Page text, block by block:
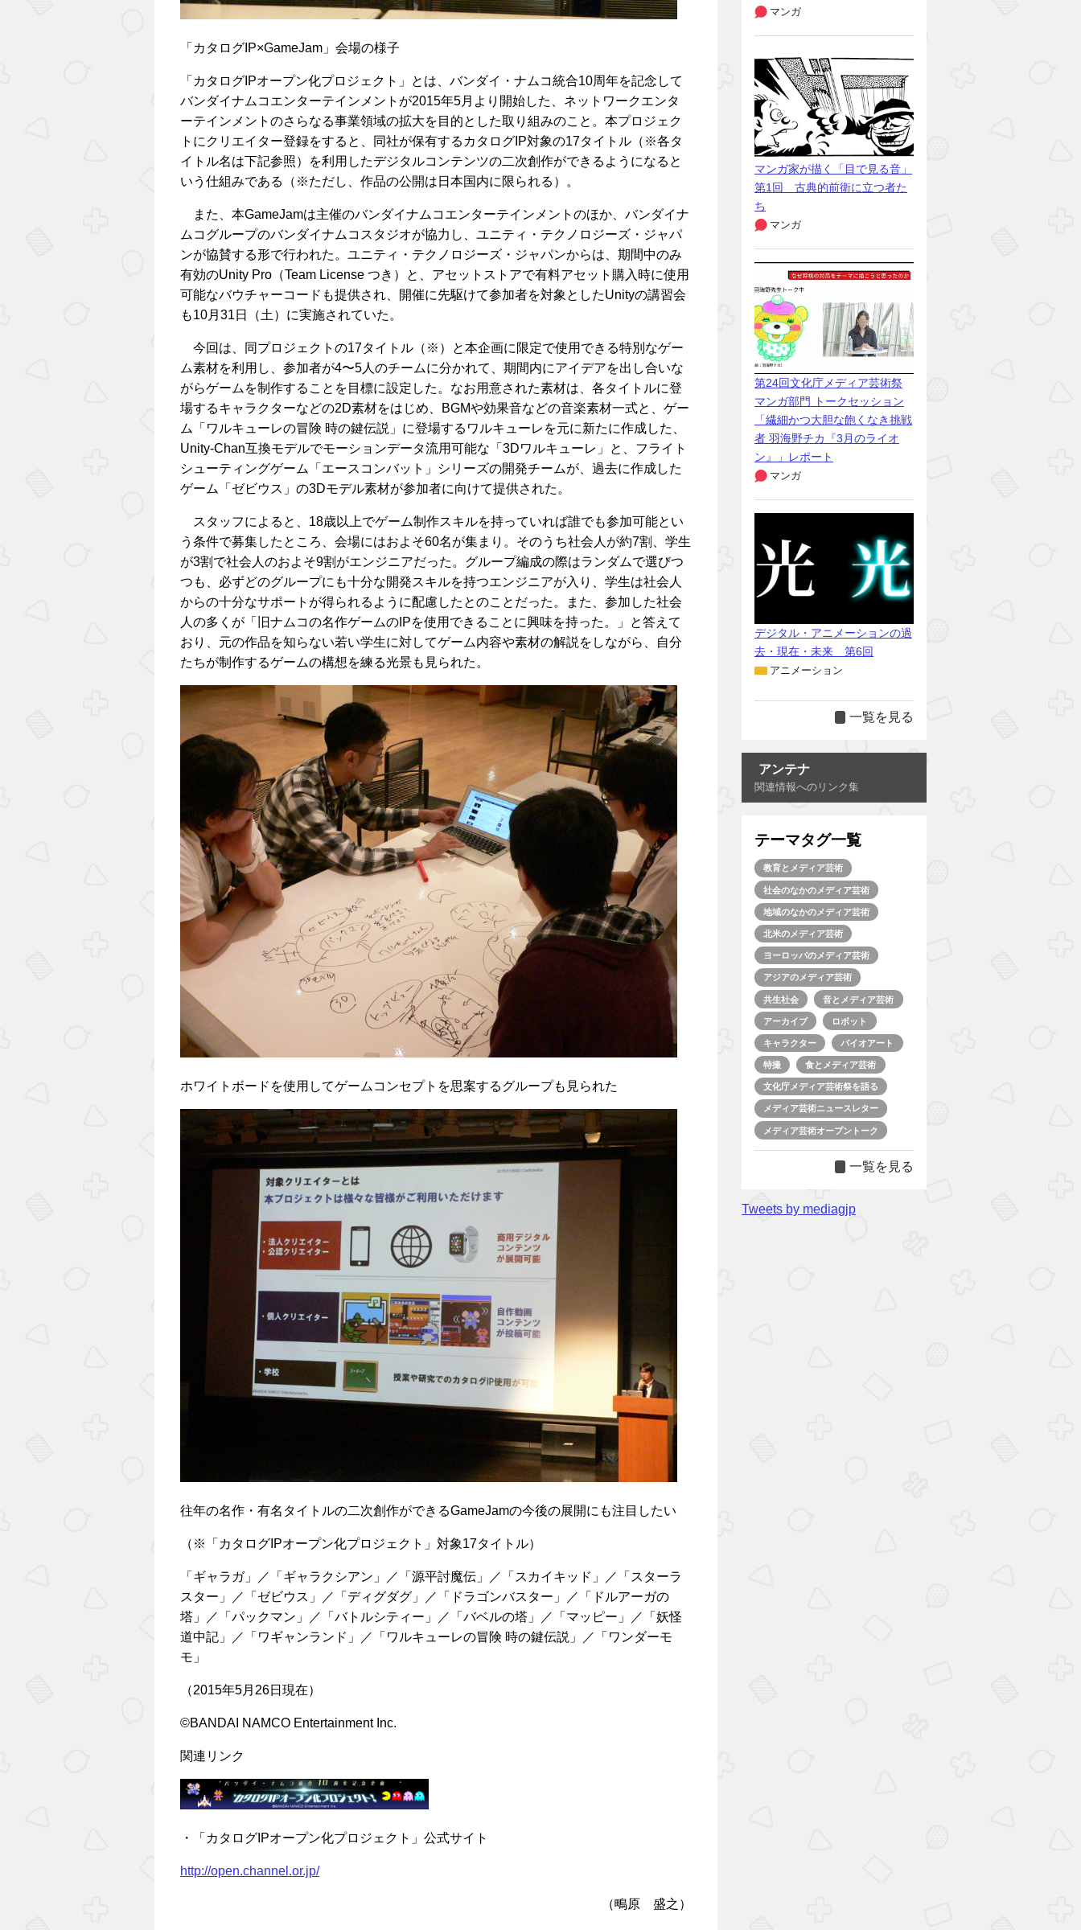
「カタログIP×GameJam」会場の様子
「カタログIPオープン化プロジェクト」とは、バンダイ・ナムコ統合10周年を記念して
バンダイナムコエンターテインメントが2015年5月より開始した、ネットワークエンタ
ーテインメントのさらなる事業領域の拡大を目的とした取り組みのこと。本プロジェク
トにクリエイター登録をすると、同社が保有するカタログIP対象の17タイトル（※各タ
イトル名は下記参照）を利用したデジタルコンテンツの二次創作ができるようになると
いう仕組みである（※ただし、作品の公開は日本国内に限られる）。
また、本GameJamは主催のバンダイナムコエンターテインメントのほか、バンダイナ
ムコグループのバンダイナムコスタジオが協力し、ユニティ・テクノロジーズ・ジャパ
ンが協賛する形で行われた。ユニティ・テクノロジーズ・ジャパンからは、期間中のみ
有効のUnity Pro（Team License つき）と、アセットストアで有料アセット購入時に使用
可能なバウチャーコードも提供され、開催に先駆けて参加者を対象としたUnityの講習会
も10月31日（土）に実施されていた。
今回は、同プロジェクトの17タイトル（※）と本企画に限定で使用できる特別なゲー
ム素材を利用し、参加者が4〜5人のチームに分かれて、期間内にアイデアを出し合いな
がらゲームを制作することを目標に設定した。なお用意された素材は、各タイトルに登
場するキャラクターなどの2D素材をはじめ、BGMや効果音などの音楽素材一式と、ゲー
ム「ワルキューレの冒険 時の鍵伝説」に登場するワルキューレを元に新たに作成した、
Unity-Chan互換モデルでモーションデータ流用可能な「3Dワルキューレ」と、フライト
シューティングゲーム「エースコンバット」シリーズの開発チームが、過去に作成した
ゲーム「ゼビウス」の3Dモデル素材が参加者に向けて提供された。
スタッフによると、18歳以上でゲーム制作スキルを持っていれば誰でも参加可能とい
う条件で募集したところ、会場にはおよそ60名が集まり。そのうち社会人が約7割、学生
が3割で社会人のおよそ9割がエンジニアだった。グループ編成の際はランダムで選びつ
つも、必ずどのグループにも十分な開発スキルを持つエンジニアが入り、学生は社会人
からの十分なサポートが得られるように配慮したとのことだった。また、参加した社会
人の多くが「旧ナムコの名作ゲームのIPを使用できることに興味を持った。」と答えて
おり、元の作品を知らない若い学生に対してゲーム内容や素材の解説をしながら、自分
たちが制作するゲームの構想を練る光景も見られた。
ホワイトボードを使用してゲームコンセプトを思案するグループも見られた
往年の名作・有名タイトルの二次創作ができるGameJamの今後の展開にも注目したい
（※「カタログIPオープン化プロジェクト」対象17タイトル）
「ギャラガ」／「ギャラクシアン」／「源平討魔伝」／「スカイキッド」／「スターラ
スター」／「ゼビウス」／「ディグダグ」／「ドラゴンバスター」／「ドルアーガの
塔」／「パックマン」／「バトルシティー」／「バベルの塔」／「マッピー」／「妖怪
道中記」／「ワギャンランド」／「ワルキューレの冒険 時の鍵伝説」／「ワンダーモ
モ」
（2015年5月26日現在）
©BANDAI NAMCO Entertainment Inc.
関連リンク
・「カタログIPオープン化プロジェクト」公式サイト
http://open.channel.or.jp/
（鴫原 盛之）
マンガ
マンガ家が描く「目で見る音」
第1回 古典的前衛に立つ者た
ち
マンガ
第24回文化庁メディア芸術祭
マンガ部門 トークセッション
「繊細かつ大胆な飽くなき挑戦
者 羽海野チカ『3月のライオ
ン』」レポート
マンガ
デジタル・アニメーションの過
去・現在・未来 第6回
アニメーション
一覧を見る
アンテナ
関連情報へのリンク集
テーマタグ一覧
教育とメディア芸術
社会のなかのメディア芸術
地域のなかのメディア芸術
北米のメディア芸術
ヨーロッパのメディア芸術
アジアのメディア芸術
共生社会 音とメディア芸術
アーカイブ ロボット
キャラクター バイオアート
特撮 食とメディア芸術
文化庁メディア芸術祭を語る
メディア芸術ニュースレター
メディア芸術オープントーク
一覧を見る
Tweets by mediagjp